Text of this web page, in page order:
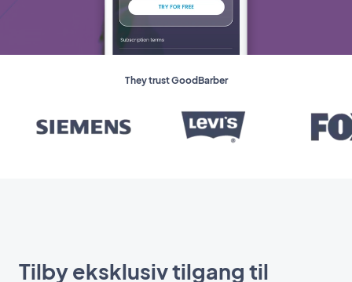
They trust GoodBarber
Tilby eksklusiv tilgang til